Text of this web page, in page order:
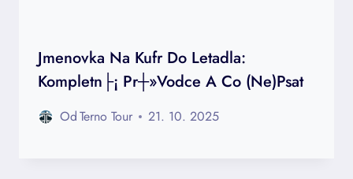
Jmenovka Na Kufr Do Letadla:
Kompletn├¡ Pr┼»vodce A Co (ne)psat
OdTerno Tour 21. 10. 2025